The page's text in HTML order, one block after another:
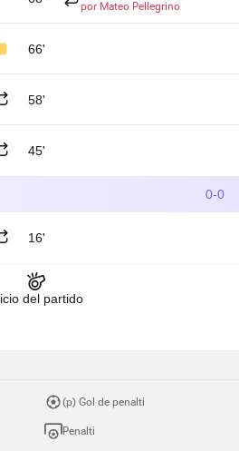
por Mateo Pellegrino
66'
58'
45'
0-0
16'
del partido
(p) Gol de penalti
Penalti